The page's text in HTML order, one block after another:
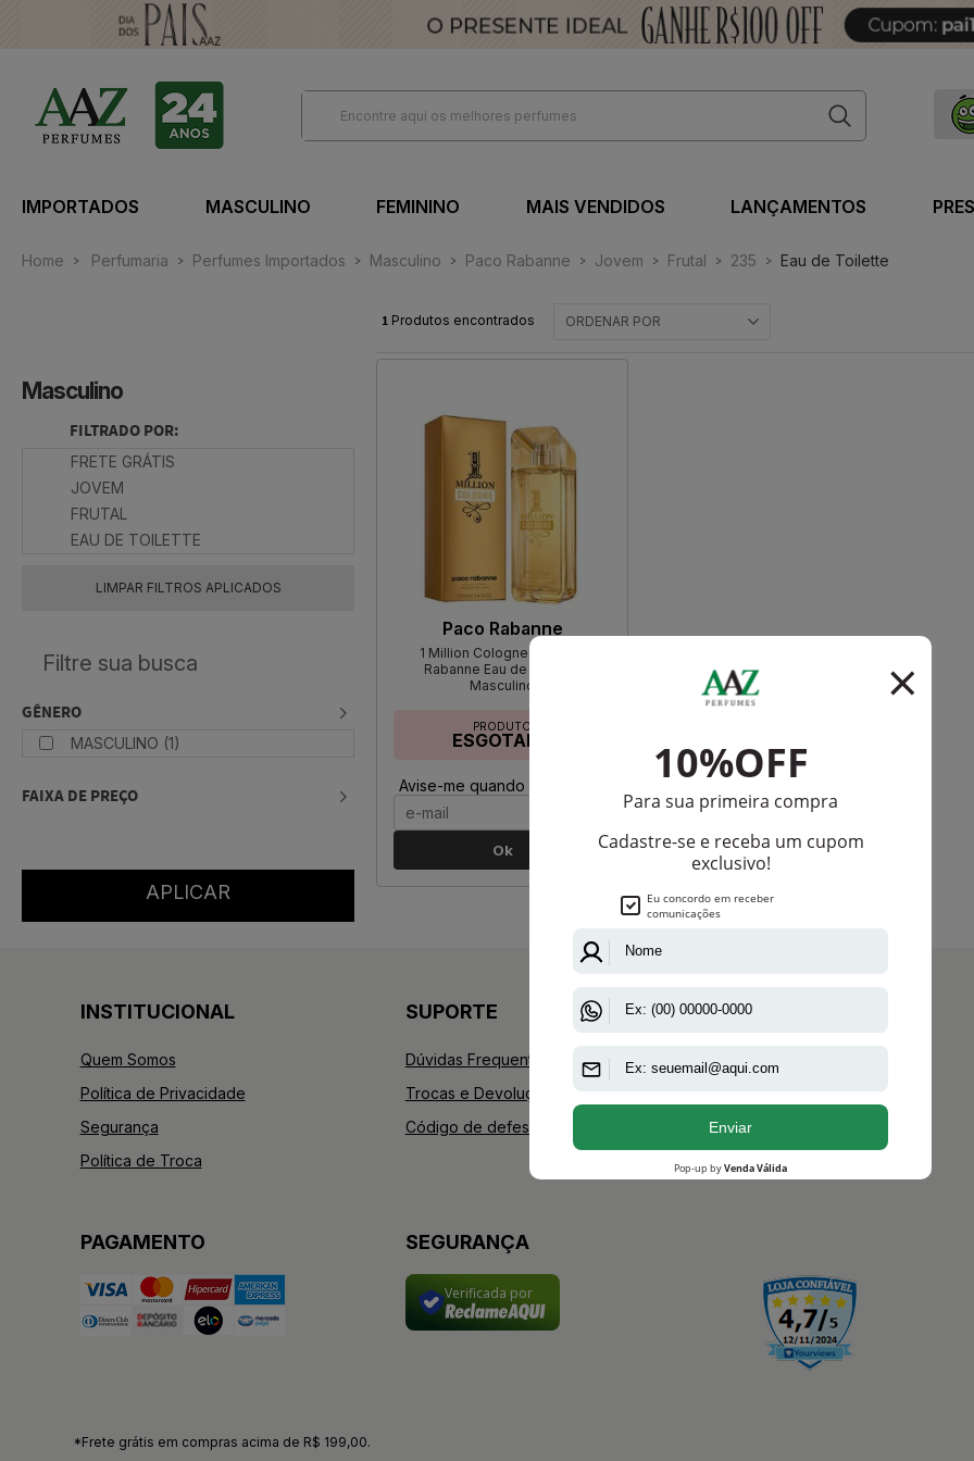
IMPORTADOS MASCULINO FEMININO MAIS VENDIDOS LANÇAMENTOS
Home Perfumaria Perfumes Importados Masculino Paco Rabanne Jovem Frutal 235 Eau de Toilette
Masculino
FILTRADO POR:
FRETE GRÁTIS
JOVEM
FRUTAL
EAU DE TOILETTE
LIMPAR FILTROS APLICADOS
GÊNERO
MASCULINO (1)
FAIXA DE PREÇO
ORDENAR POR
1 Produtos encontrados
Paco Rabanne
1 Million Cologne de Paco
Rabanne Eau de Toilette
Masculino
PRODUTO
ESGOTADO
Avise-me quando disponível:
Ok
INSTITUCIONAL
Quem Somos
Política de Privacidade
Segurança
Política de Troca
SUPORTE
Dúvidas Frequentes
Trocas e Devoluções
Código de defesa do consumidor
+AAZ PERFUMES
Blog
Instagram
Facebook
PAGAMENTO SEGURANÇA
Verificada por
*Frete grátis em compras acima de R$ 199,00.